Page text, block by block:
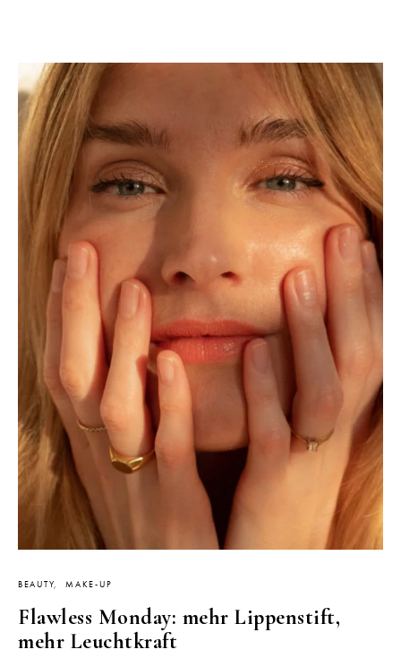
BEAUTY MAKE-UP
Flawless Monday: mehr Lippenstift,
mehr Leuchtkraft